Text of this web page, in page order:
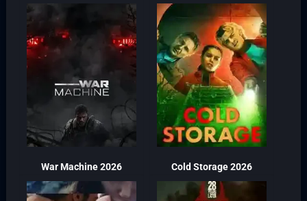
War Machine 2026 Cold Storage 2026